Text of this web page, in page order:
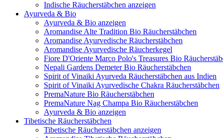
Indische Räucherstäbchen anzeigen
Ayurveda & Bio
Ayurveda & Bio anzeigen
Aromandise Alte Tradition Bio Räucherstäbchen
Aromandise Ayurvedische Räucherstäbchen
Aromandise Ayurvedische Räucherkegel
Fiore D'Oriente Marco Polo's Treasures Bio
Nepali Gardens Demeter Bio Räucherstäbchen
Spirit of Vinaiki Ayurveda Räucherstäbchen aus Indien
Spirit of Vinaiki Ayurvedische Chakra Räucherstäbchen
PremaNature Bio Räucherstäbchen
PremaNature Nag Champa Bio Räucherstäbchen
Ayurveda & Bio anzeigen
Tibetische Räucherstäbchen
Tibetische Räucherstäbchen anzeigen